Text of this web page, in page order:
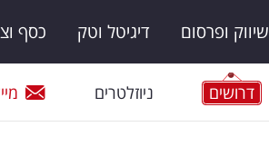
שיווק ופרסום דיגיטל וטק כסף
דרושים ניוזלטרים